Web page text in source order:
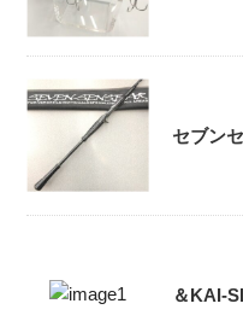
セブン
＆KAI-